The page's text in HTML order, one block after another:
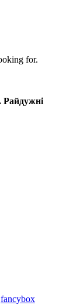
for.
Райдужні
fancybox